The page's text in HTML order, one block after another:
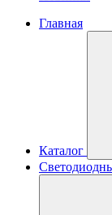
Главная
Каталог